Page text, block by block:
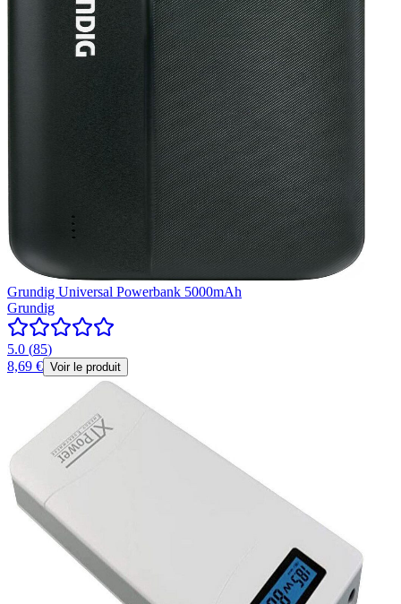
Grundig Universal Powerbank 5000mAh
Grundig
5.0 (85)
8,69 € Voir le produit